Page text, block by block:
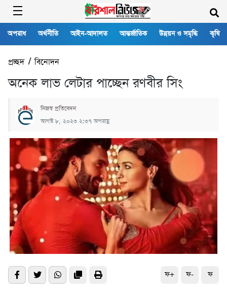
অপরাধ অর্থনীতি আইন-আদালত আন্তর্জাতিক উন্নয়ন ও সমৃদ্ধি কৃষি
প্রচ্ছদ/বিনোদন
অনেক লাভ লেটার পাচ্ছেন রণবীর সিং
নিজস্ব প্রতিবেদন
আগস্ট ৮, ২০২৩ ২:৩৭ অপরাহ্ণ
ফ+ ফ- ফ